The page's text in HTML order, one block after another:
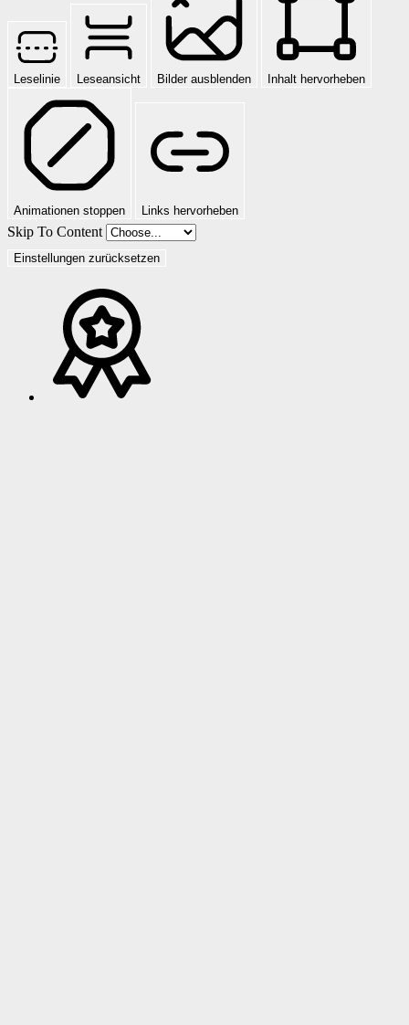
Leselinie Leseansicht Bilder ausblenden Inhalt hervorheben
Animationen stoppen Links hervorheben
Skip To Content
Einstellungen zurücksetzen